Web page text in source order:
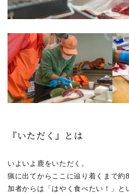
『いただく』とは
いよいよ鹿をいただく。
猟に出てからここに辿り着くまで約
加者からは「はやく食べたい！」と